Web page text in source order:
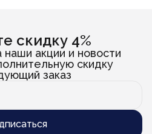
скидку 4%
акции и новости
скидку
заказ